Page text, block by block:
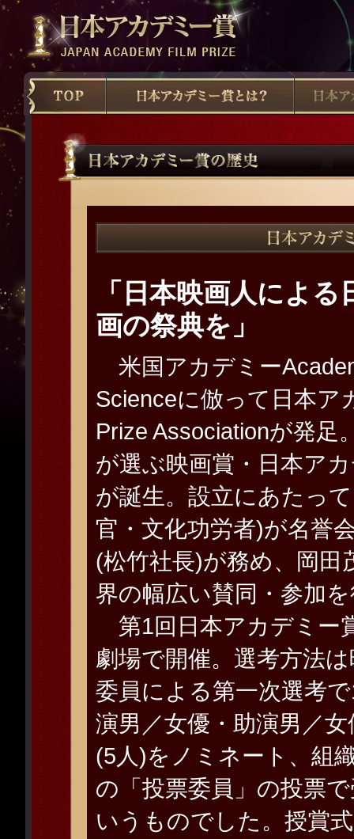
「日本映画人によ
画の祭典を」
米国アカデミー
Scienceに倣って日本ア
Prize Associationが発足
が選ぶ映画賞・日本ア
が誕生。設立にあたっ
官・文化功労者)が名誉
(松竹社長)が務め、岡田
界の幅広い賛同・参加
第1回日本アカデミー
劇場で開催。選考方法
委員による第一次選考
演男／女優・助演男／
(5人)をノミネート、組
の「投票委員」の投票
いうものでした。授賞